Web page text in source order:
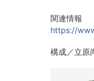
関連情報
https://
構成／立原